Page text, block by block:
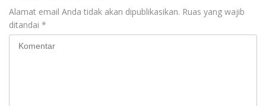
Alamat email Anda tidak akan dipublikasikan. Ruas yang wajib
ditandai *